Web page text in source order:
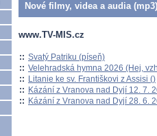
Nové filmy, videa a audia
www.TV-MIS.cz
:: Svatý Patriku (píseň)
:: Velehradská hymna 2026 (Hej,
:: Litanie ke sv. Františkovi z Assisi ()
:: Kázání z Vranova nad Dyjí 12. 7.
:: Kázání z Vranova nad Dyjí 28. 6.